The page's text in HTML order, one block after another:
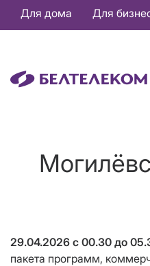
Основная
навигация
Для дома Для
29.04.2026 с 00.30 до
пакета программ,